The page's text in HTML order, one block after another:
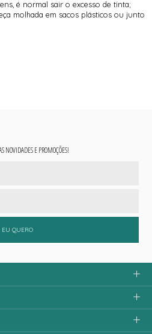
é normal sair o excesso de tinta;
molhada em sacos plásticos ou junto
NOVIDADES E PROMOÇÕES!
EU QUERO